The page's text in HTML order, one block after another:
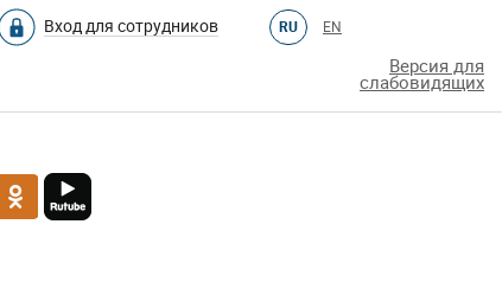
Вход для сотрудников RU EN
Версия для
слабовидящих